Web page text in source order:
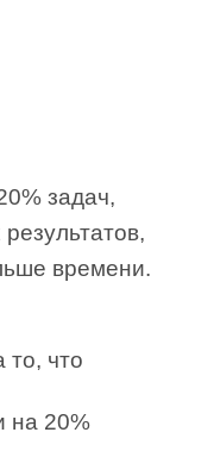
задач,
времени.
то, что
на 20%